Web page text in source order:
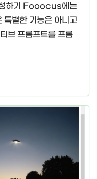
하기 Fooocus에는
특별한 기능은 아니고
브 프롬프트를 프롬